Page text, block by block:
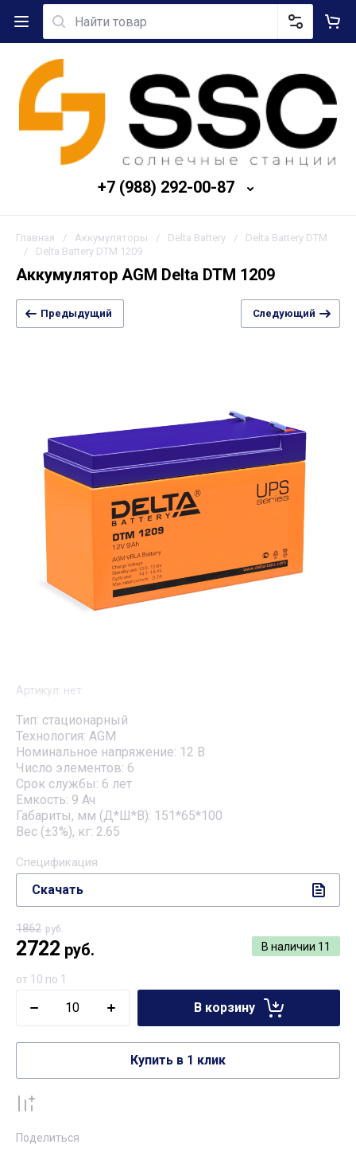
+7 (988) 292-00-87
Главная / Аккумуляторы / Delta Battery /
Delta Battery DTM
/
Delta Battery DTM 1209
Аккумулятор AGM Delta DTM 1209
Предыдущий Следующий
Артикул: нет
Тип: стационарный
Технология: AGM
Номинальное напряжение: 12 B
Число элементов: 6
Срок службы: 6 лет
Емкость: 9 Ач
Габариты, мм (Д*Ш*В): 151*65*100
Вес (±3%), кг: 2.65
Спецификация
Скачать
В наличии 11
1862 руб.
2722 руб.
от 10 по 1
В корзину
Купить в 1 клик
Поделиться